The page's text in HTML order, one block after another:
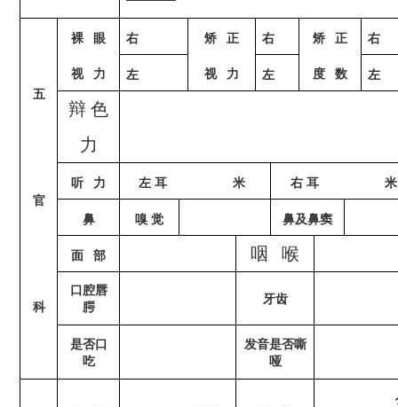
五
官
科
裸 眼
视 力
右 矫 正
视 力
右 矫 正
度 数
右
左 左 左
辩 色
力
听 力 左 耳 米 右 耳 米
鼻 嗅 觉 鼻及鼻窦
面 部 咽 喉
口腔唇
腭
牙齿
是否口
吃
发音是否嘶
哑